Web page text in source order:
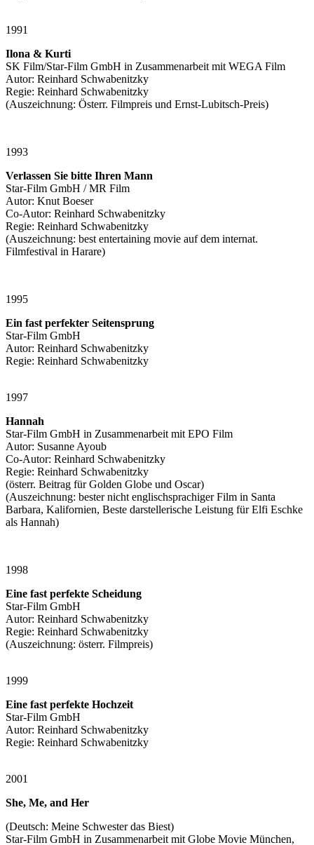
1991
Ilona & Kurti
SK Film/Star-Film GmbH in Zusammenarbeit mit WEGA Film
Autor: Reinhard Schwabenitzky
Regie: Reinhard Schwabenitzky
(Auszeichnung: Österr. Filmpreis und Ernst-Lubitsch-Preis)
1993
Verlassen Sie bitte Ihren Mann
Star-Film GmbH / MR Film
Autor: Knut Boeser
Co-Autor: Reinhard Schwabenitzky
Regie: Reinhard Schwabenitzky
(Auszeichnung: best entertaining movie auf dem internat.
Filmfestival in Harare)
1995
Ein fast perfekter Seitensprung
Star-Film GmbH
Autor: Reinhard Schwabenitzky
Regie: Reinhard Schwabenitzky
1997
Hannah
Star-Film GmbH in Zusammenarbeit mit EPO Film
Autor: Susanne Ayoub
Co-Autor: Reinhard Schwabenitzky
Regie: Reinhard Schwabenitzky
(österr. Beitrag für Golden Globe und Oscar)
(Auszeichnung: bester nicht englischsprachiger Film in Santa
Barbara, Kalifornien, Beste darstellerische Leistung für Elfi Eschke
als Hannah)
1998
Eine fast perfekte Scheidung
Star-Film GmbH
Autor: Reinhard Schwabenitzky
Regie: Reinhard Schwabenitzky
(Auszeichnung: österr. Filmpreis)
1999
Eine fast perfekte Hochzeit
Star-Film GmbH
Autor: Reinhard Schwabenitzky
Regie: Reinhard Schwabenitzky
2001
She, Me, and Her
(Deutsch: Meine Schwester das Biest)
Star-Film GmbH in Zusammenarbeit mit Globe Movie München,